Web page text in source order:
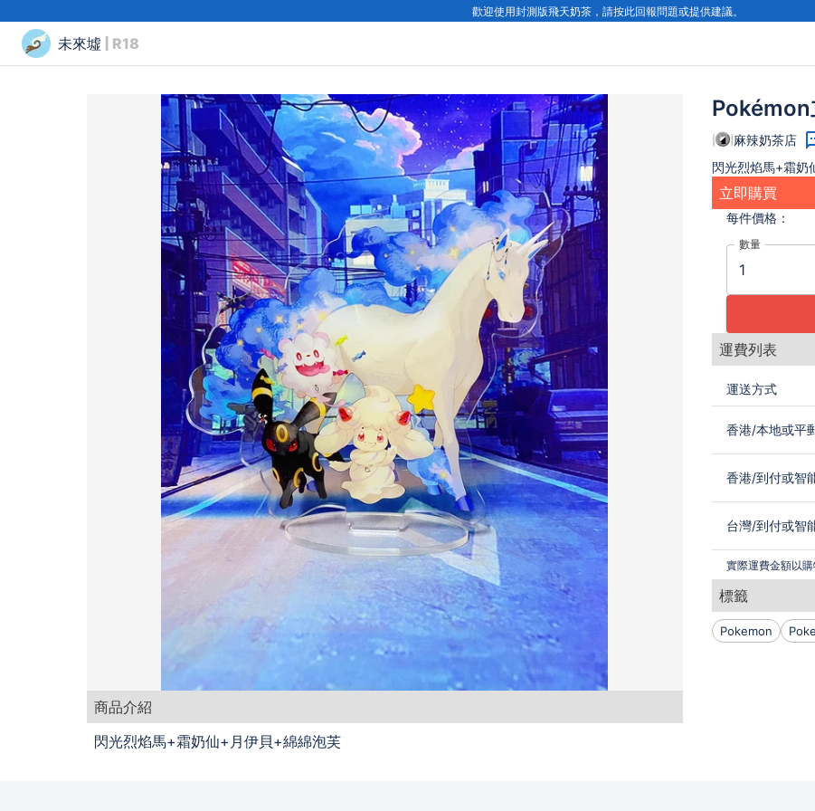
歡迎使用封測版飛天奶茶，請按此回報問題或提供建議。
未來墟 | R18
商品介紹
閃光烈焰馬+霜奶仙+月伊貝+綿綿泡芙
Pokémon
麻辣奶茶店
閃光烈焰馬+霜奶
立即購買
每件價格：
數量
運費列表
運送方式
香港/本地或平
香港/到付或智
台灣/到付或智
實際運費金額以購
標籤
Pokemon